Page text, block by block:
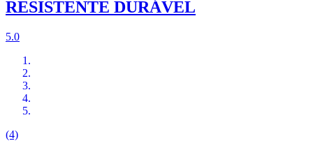
RESISTENTE DURÁVEL
5.0
(4)